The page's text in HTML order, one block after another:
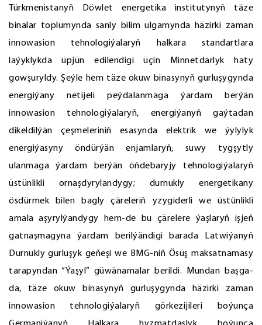
Türkmenistanyň Döwlet energetika institutynyň täze
binalar toplumynda sanly bilim ulgamynda häzirki zaman
innowasion tehnologiýalaryň halkara standartlara
laýyklykda üpjün edilendigi üçin Minnetdarlyk haty
gowşuryldy. Şeýle hem täze okuw binasynyň gurluşygynda
energiýany netijeli peýdalanmaga ýardam berýän
innowasion tehnologiýalaryň, energiýanyň gaýtadan
dikeldilýän çeşmeleriniň esasynda elektrik we ýylylyk
energiýasyny öndürýän enjamlaryň, suwy tygşytly
ulanmaga ýardam berýän öňdebaryjy tehnologiýalaryň
üstünlikli ornaşdyrylandygy; durnukly energetikany
ösdürmek bilen bagly çäreleriň yzygiderli we üstünlikli
amala aşyrylýandygy hem-de bu çärelere ýaşlaryň işjeň
gatnaşmagyna ýardam berilýändigi barada Latwiýanyň
Durnukly gurluşyk geňeşi we BMG-niň Ösüş maksatnamasy
tarapyndan “Ýaşyl” güwänamalar berildi. Mundan başga-
da, täze okuw binasynyň gurluşygynda häzirki zaman
innowasion tehnologiýalaryň görkezijileri boýunça